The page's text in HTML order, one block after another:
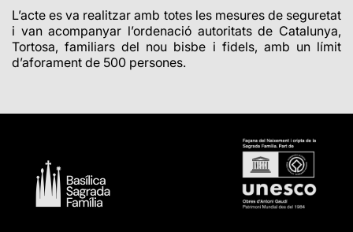
L’acte es va realitzar amb totes les mesures de seguretat
i van acompanyar l’ordenació autoritats de Catalunya,
Tortosa, familiars del nou bisbe i fidels, amb un límit
d’aforament de 500 persones.